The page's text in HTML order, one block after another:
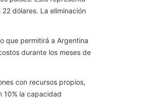
dólares. La eliminación
que permitirá a Argentina
durante los meses de
con recursos propios,
10% la capacidad